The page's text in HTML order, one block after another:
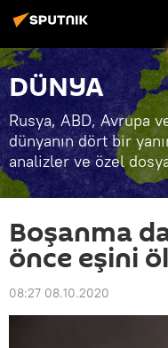
DÜNYA
Rusya, ABD, Avrupa
dünyanın dört bir
analizler ve özel
Boşanma
önce eşini
08:27 08.10.2020